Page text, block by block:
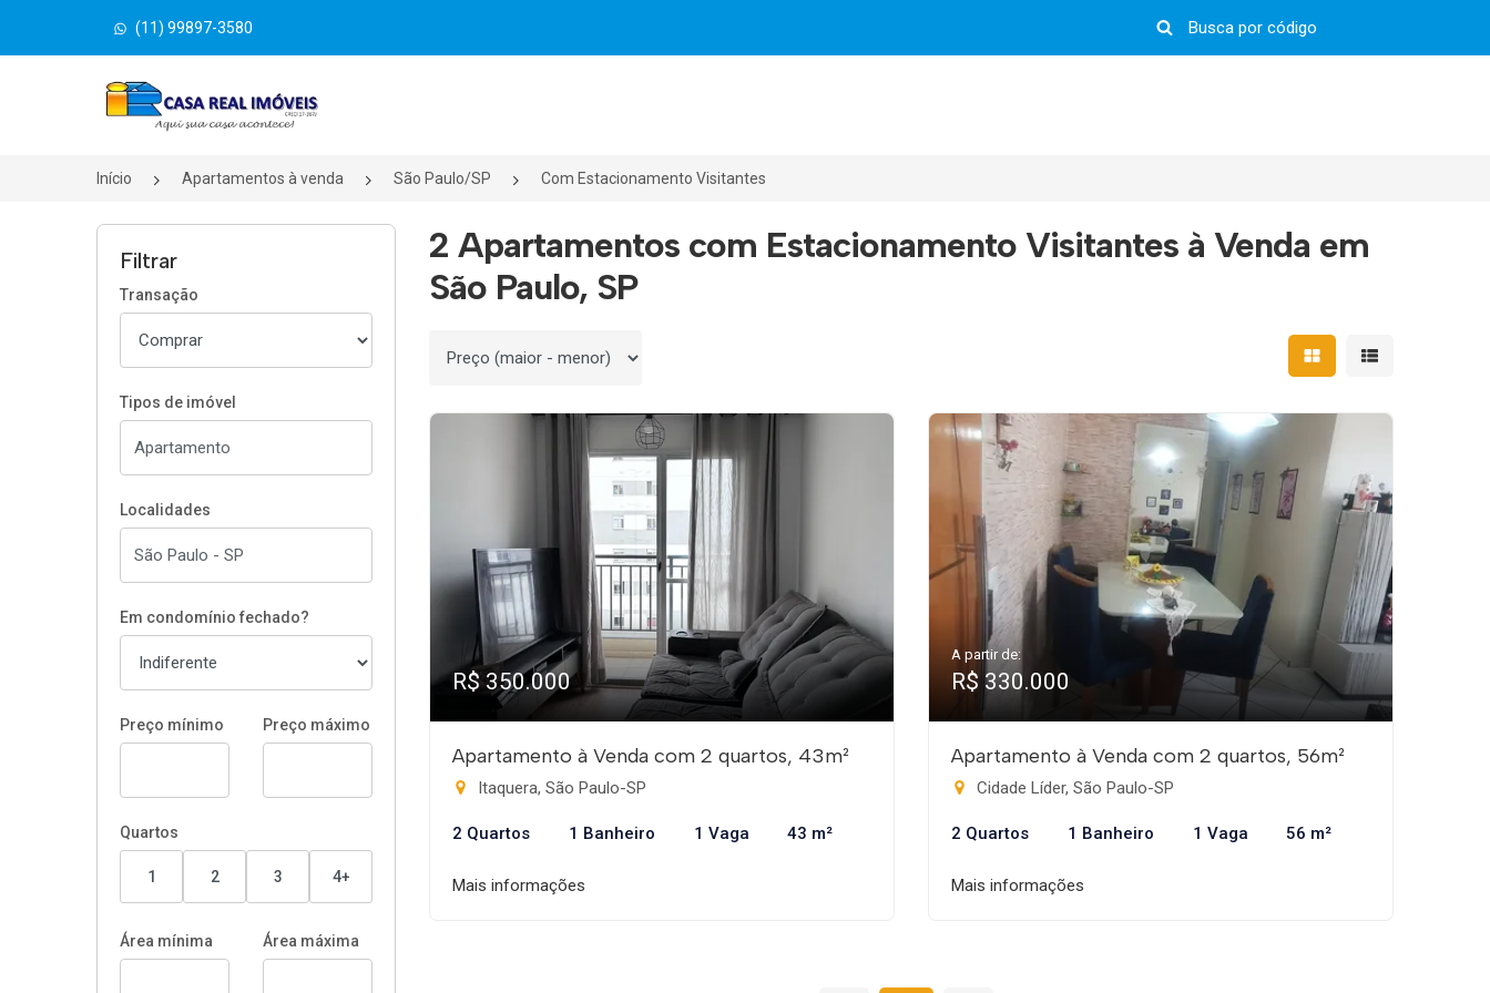
(11) 99897-3580
Página inicial
Início Apartamentos à venda São Paulo/SP Com Estacionamento Visitantes
Filtrar
Transação
Tipos de imóvel
Localidades
Em condomínio fechado?
Preço mínimo Preço máximo
Quartos
1 2 3 4+
Área mínima Área máxima
2 Apartamentos com Estacionamento Visitantes à Venda em
São Paulo, SP
Ordenar por Mostrar resultados em
Mostrar
R$ 350.000
Apartamento à Venda com 2 quartos, 43m²
Itaquera, São Paulo-SP
2 Quartos 1 Banheiro 1 Vaga 43 m²
Mais informações
A partir de:
R$ 330.000
Apartamento à Venda com 2 quartos, 56m²
Cidade Líder, São Paulo-SP
2 Quartos 1 Banheiro 1 Vaga 56 m²
Mais informações